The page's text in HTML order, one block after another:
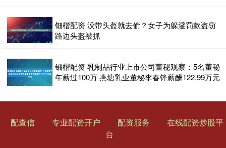
钿楷配资 没带头盔就去偷？女子为躲避罚款盗窃
路边头盔被抓
钿楷配资 乳制品行业上市公司董秘观察：5名董秘
年薪过100万 燕塘乳业董秘李春锋薪酬122.99万元
配查信 专业配资开户 配资服务
在线配资炒股平
台